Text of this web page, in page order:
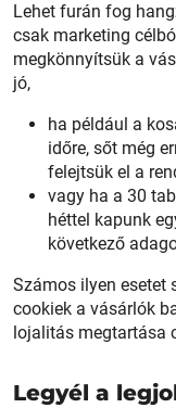
Lehet furán fog
csak marketing
megkönnyítsük a
jó,
ha például a
időre, sőt még
felejtsük el a
vagy ha a 30
héttel kapunk
következő
Számos ilyen esetet
cookiek a vásárlók
lojalitás megtartása
Legyél a